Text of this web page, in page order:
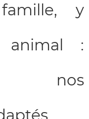
y
animal :
nos